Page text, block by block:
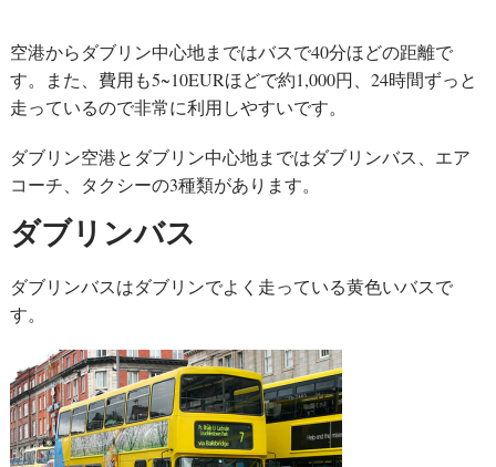
空港からダブリン中心地まではバスで40分ほどの距離で
す。また、費用も5~10EURほどで約1,000円、24時間ずっと
走っているので非常に利用しやすいです。
ダブリン空港とダブリン中心地まではダブリンバス、エア
コーチ、タクシーの3種類があります。
ダブリンバス
ダブリンバスはダブリンでよく走っている黄色いバスで
す。